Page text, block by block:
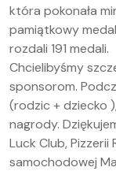
która pokonała
pamiątkowy
rozdali 191 medali.
Chcielibyśmy
sponsorom.
(rodzic + dziecko
nagrody.
Luck Club, Pizzerii
samochodowej